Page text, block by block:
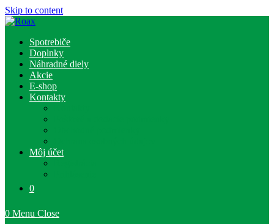
Skip to content
Spotrebiče
Doplnky
Náhradné diely
Akcie
E-shop
Kontakty
Môj účet
0
0 Menu Close